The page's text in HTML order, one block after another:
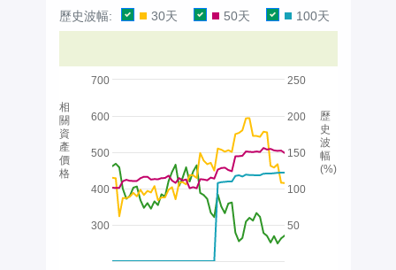
歷史波幅:
30天 50天 100天
300
400
500
600
700
50
100
150
200
250
相
關
資
產
價
格
歷
史
波
幅
(%)